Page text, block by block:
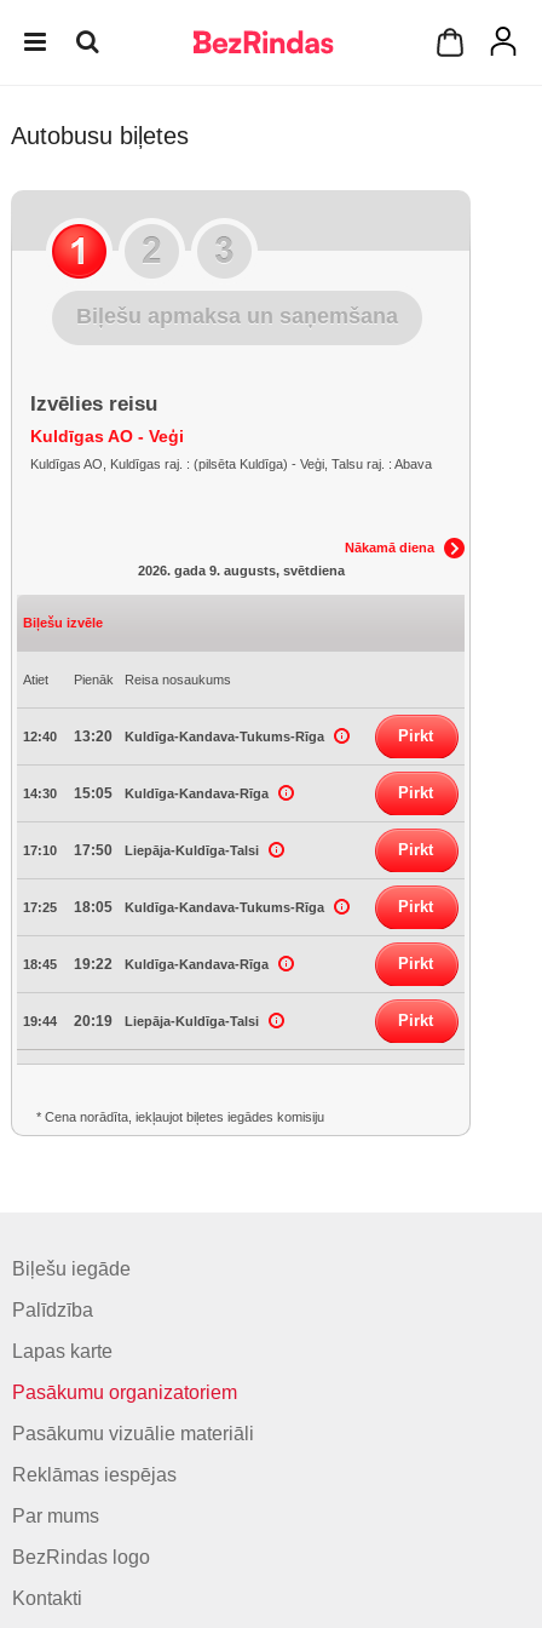
Autobusu biļetes
Biļešu apmaksa un saņemšana
Izvēlies reisu
Kuldīgas AO - Veģi
Kuldīgas AO, Kuldīgas raj. : (pilsēta Kuldīga) - Veģi, Talsu raj. : Abava
Nākamā diena
2026. gada 9. augusts, svētdiena
Biļešu izvēle
Atiet Pienāk Reisa nosaukums
12:40 13:20 Kuldīga-Kandava-Tukums-Rīga Pirkt
14:30 15:05 Kuldīga-Kandava-Rīga Pirkt
17:10 17:50 Liepāja-Kuldīga-Talsi Pirkt
17:25 18:05 Kuldīga-Kandava-Tukums-Rīga Pirkt
18:45 19:22 Kuldīga-Kandava-Rīga Pirkt
19:44 20:19 Liepāja-Kuldīga-Talsi Pirkt
* Cena norādīta, iekļaujot biļetes iegādes komisiju
Biļešu iegāde
Palīdzība
Lapas karte
Pasākumu organizatoriem
Pasākumu vizuālie materiāli
Reklāmas iespējas
Par mums
BezRindas logo
Kontakti